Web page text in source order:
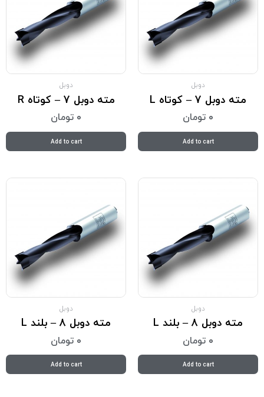
دوبل
مته دوبل 7 – کوتاه L
0 تومان
Add to cart
دوبل
مته دوبل 7 – کوتاه R
0 تومان
Add to cart
دوبل
مته دوبل 8 – بلند L
0 تومان
Add to cart
دوبل
مته دوبل 8 – بلند L
0 تومان
Add to cart